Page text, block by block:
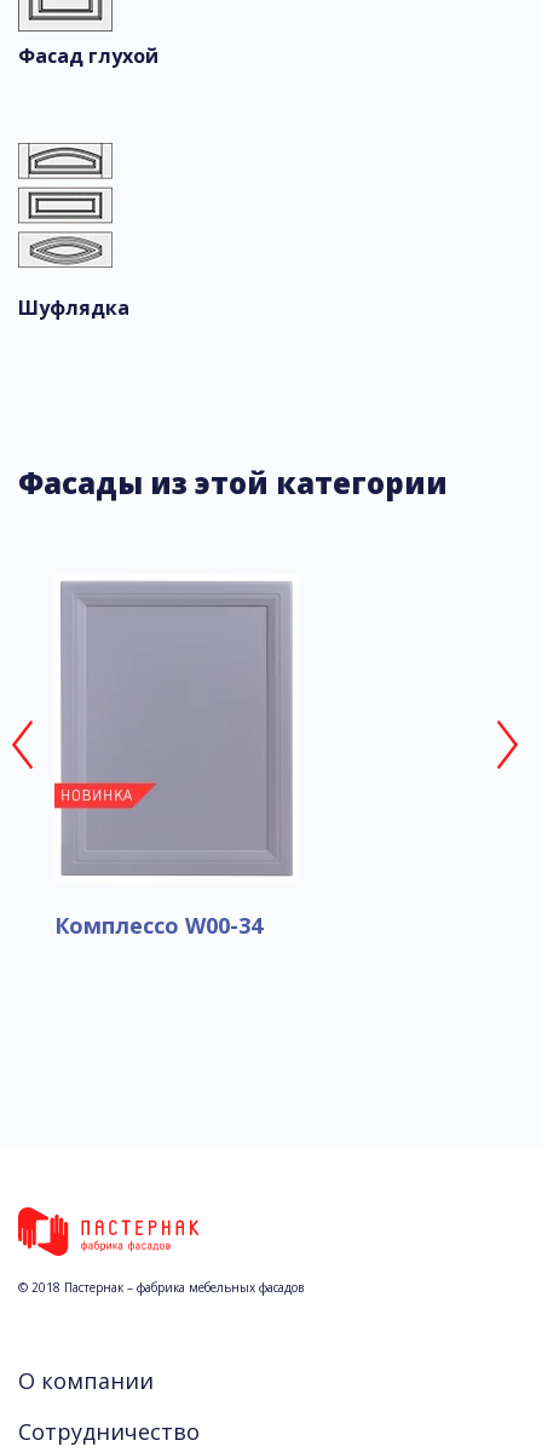
Фасад глухой
Шуфлядка
Фасады из этой категории
Комплессо W00-34
© 2018 Пастернак – фабрика мебельных фасадов
О компании
Сотрудничество